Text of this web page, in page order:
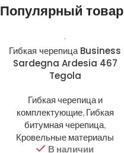
Популярный товар
Гибкая черепица Business
Sardegna Ardesia 467
Tegola
Гибкая черепица и
комплектующие, Гибкая
битумная черепица
Кровельные материалы
В наличии